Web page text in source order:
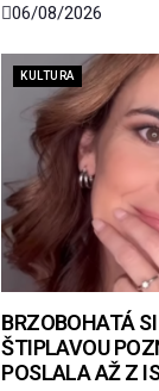
06/08/2026
KULTURA
BRZOBOHATÁ
ŠTIPLAVOU
POSLALA AŽ Z